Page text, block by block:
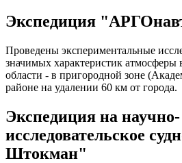
Экспедиция
Проведены экспериментальные
значимых характеристик атмосферы
области - в пригородной зоне
районе на удалении 60 км от города.
Экспедиция на научно-
исследовательское
Штокман"